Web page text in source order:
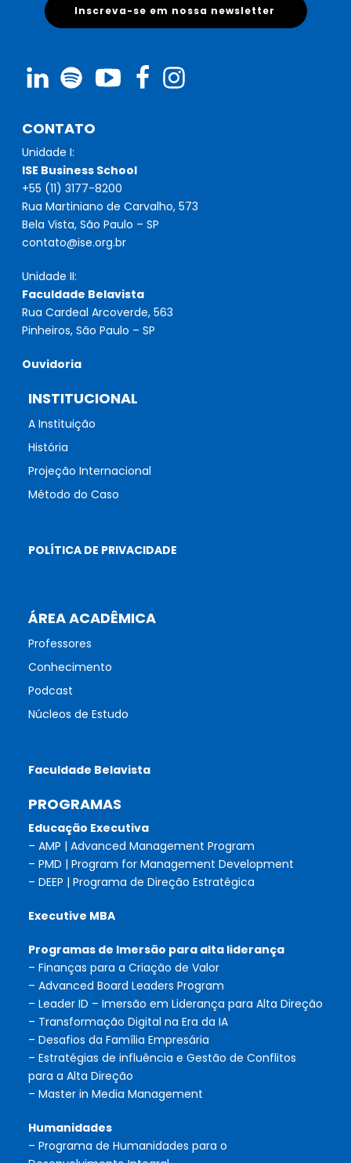
Inscreva-se em nossa newsletter
CONTATO
Unidade I:
ISE Business School
+55 (11) 3177-8200
Rua Martiniano de Carvalho, 573
Bela Vista, São Paulo – SP
contato@ise.org.br
Unidade II:
Faculdade Belavista
Rua Cardeal Arcoverde, 563
Pinheiros, São Paulo – SP
Ouvidoria
INSTITUCIONAL
A Instituição
História
Projeção Internacional
Método do Caso
POLÍTICA DE PRIVACIDADE
ÁREA ACADÊMICA
Professores
Conhecimento
Podcast
Núcleos de Estudo
Faculdade Belavista
PROGRAMAS
Educação Executiva
– AMP | Advanced Management Program
– PMD | Program for Management Development
– DEEP | Programa de Direção Estratégica
Executive MBA
Programas de Imersão para alta liderança
– Finanças para a Criação de Valor
– Advanced Board Leaders Program
– Leader ID – Imersão em Liderança para Alta Direção
– Transformação Digital na Era da IA
– Desafios da Família Empresária
– Estratégias de influência e Gestão de Conflitos
para a Alta Direção
– Master in Media Management
Humanidades
– Programa de Humanidades para o